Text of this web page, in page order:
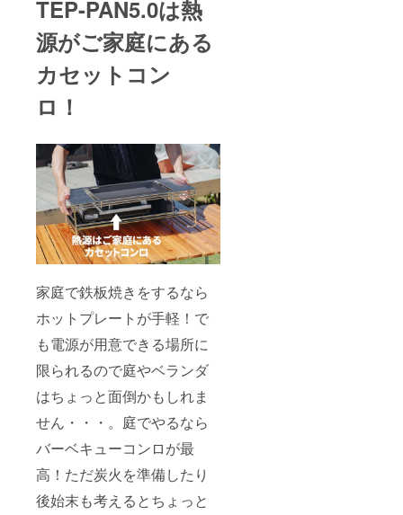
TEP-PAN5.0は熱
源がご家庭にある
カセットコン
ロ！
家庭で鉄板焼きをするなら
ホットプレートが手軽！で
も電源が用意できる場所に
限られるので庭やベランダ
はちょっと面倒かもしれま
せん・・・。庭でやるなら
バーベキューコンロが最
高！ただ炭火を準備したり
後始末も考えるとちょっと